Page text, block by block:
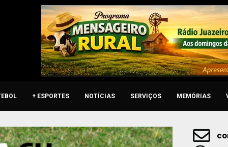
+ ESPORTES NOTÍCIAS SERVIÇOS MEMÓRIAS